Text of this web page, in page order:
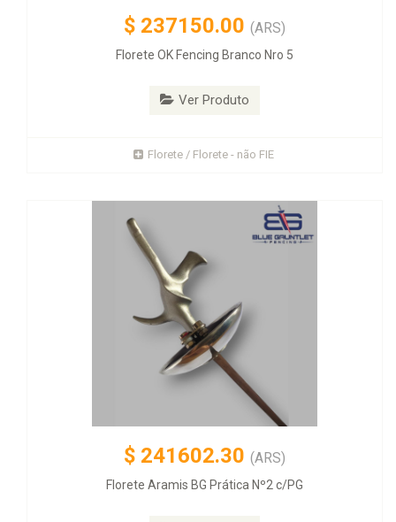
$ 237150.00 (ARS)
Florete OK Fencing Branco Nro 5
Ver Produto
Florete / Florete - não FIE
$ 241602.30 (ARS)
Florete Aramis BG Prática Nº2 c/PG